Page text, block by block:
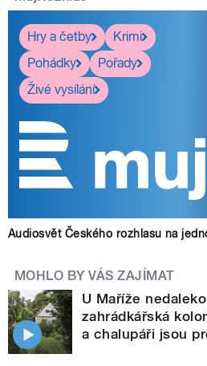
Hry a četby
Krimi
Pohádky
Pořady
Živé vysílání
Audiosvět Českého rozhlasu na
MOHLO BY VÁS ZAJÍMAT
U Maříže
zahrádkářská
a chalupáři jsou